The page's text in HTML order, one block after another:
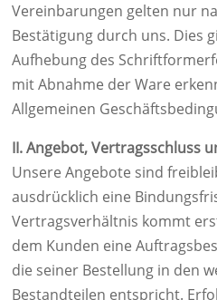
Vereinbarungen gelten nur
Bestätigung durch uns. Dies
Aufhebung des
mit Abnahme der Ware
Allgemeinen
II. Angebot, Vertragsschluss
Unsere Angebote sind
ausdrücklich eine
Vertragsverhältnis kommt
dem Kunden eine
die seiner Bestellung in den
Bestandteilen entspricht.